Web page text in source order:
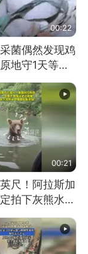
00:22
菌偶然发现鸡
地守1天等它
140多朵
00:21
尺！阿拉斯加
拍下灰熊水中
程